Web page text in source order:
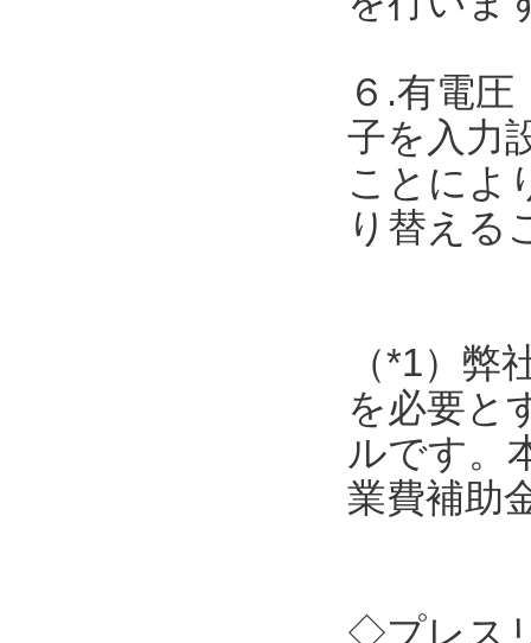
６.有電
子を入力
ことによ
り替える
（*1）
を必要と
ルです。
業費補助
◇プレス